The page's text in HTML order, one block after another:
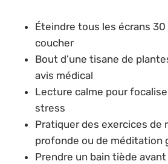
Éteindre tous les écrans
coucher
Bout d’une tisane de
avis médical
Lecture calme pour
stress
Pratiquer des exercices de
profonde ou de méditation
Prendre un bain tiède